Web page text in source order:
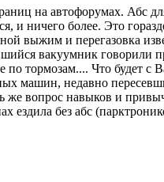
на автофорумах. Абс
и ничего более. Это
выжим и перегазовка
вакуумник говорили
по тормозам.... Что
машин, недавно
же вопрос навыков и
ездила без абс